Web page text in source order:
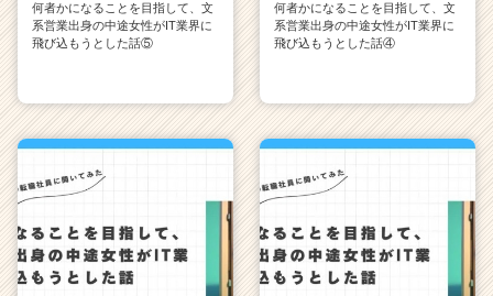
何者かになることを目指して、文
系営業出身の中途女性がIT業界に
飛び込もうとした話⑤
何者かになることを目指して、文
系営業出身の中途女性がIT業界に
飛び込もうとした話④